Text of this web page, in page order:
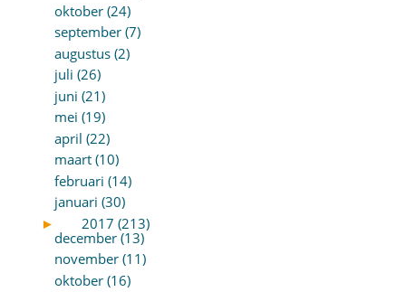
oktober (24)
september (7)
augustus (2)
juli (26)
juni (21)
mei (19)
april (22)
maart (10)
februari (14)
januari (30)
►
2017 (213)
december (13)
november (11)
oktober (16)